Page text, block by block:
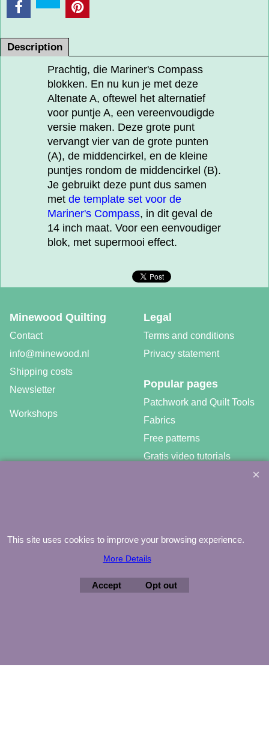
Description
Prachtig, die Mariner's Compass
blokken. En nu kun je met deze
Altenate A, oftewel het alternatief
voor puntje A, een vereenvoudigde
versie maken. Deze grote punt
vervangt vier van de grote punten
(A), de middencirkel, en de kleine
puntjes rondom de middencirkel (B).
Je gebruikt deze punt dus samen
met de template set voor de
Mariner's Compass, in dit geval de
14 inch maat. Voor een eenvoudiger
blok, met supermooi effect.
Legal
Terms and conditions
Privacy statement
Minewood Quilting
Contact
info@minewood.nl
Shipping costs
Newsletter
Popular pages
Patchwork and Quilt Tools
Fabrics
Free patterns
Gratis video tutorials
Workshops
© Agnes Mijnhout – Minewood Quilting – Vuurvlinderberm 36 –
3994 WH HOUTEN – 030-6573081 – info@minewood.nl
This site uses cookies to improve your browsing experience.
More Details
Accept Opt out